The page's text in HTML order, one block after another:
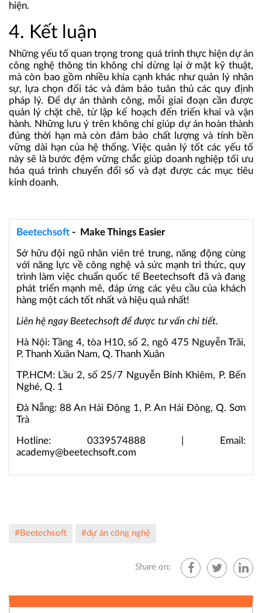
hiện.
4. Kết luận
Những yếu tố quan trọng trong quá trình thực hiện dự án
công nghệ thông tin không chỉ dừng lại ở mặt kỹ thuật,
mà còn bao gồm nhiều khía cạnh khác như quản lý nhân
sự, lựa chọn đối tác và đảm bảo tuân thủ các quy định
pháp lý. Để dự án thành công, mỗi giai đoạn cần được
quản lý chặt chẽ, từ lập kế hoạch đến triển khai và vận
hành. Những lưu ý trên không chỉ giúp dự án hoàn thành
đúng thời hạn mà còn đảm bảo chất lượng và tính bền
vững dài hạn của hệ thống. Việc quản lý tốt các yếu tố
này sẽ là bước đệm vững chắc giúp doanh nghiệp tối ưu
hóa quá trình chuyển đổi số và đạt được các mục tiêu
kinh doanh.
Beetechsoft - Make Things Easier
Sở hữu đội ngũ nhân viên trẻ trung, năng động cùng
với năng lực về công nghệ và sức mạnh tri thức, quy
trình làm việc chuẩn quốc tế Beetechsoft đã và đang
phát triển mạnh mẽ, đáp ứng các yêu cầu của khách
hàng một cách tốt nhất và hiệu quả nhất!
Liên hệ ngay Beetechsoft để được tư vấn chi tiết.
Hà Nội: Tầng 4, tòa H10, số 2, ngõ 475 Nguyễn Trãi,
P. Thanh Xuân Nam, Q. Thanh Xuân
TP.HCM: Lầu 2, số 25/7 Nguyễn Bỉnh Khiêm, P. Bến
Nghé, Q. 1
Đà Nẵng: 88 An Hải Đông 1, P. An Hải Đông, Q. Sơn
Trà
Hotline: 0339574888 | Email:
academy@beetechsoft.com
#Beetechsoft #dự án công nghệ
Share on: